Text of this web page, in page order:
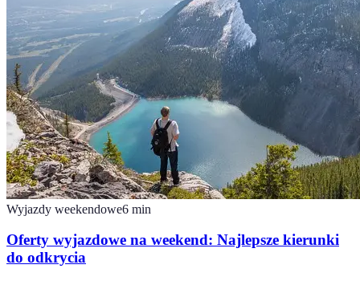
Wyjazdy weekendowe6 min
Oferty wyjazdowe na weekend: Najlepsze kierunki
do odkrycia